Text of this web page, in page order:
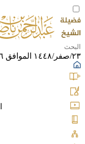
٢٣/صفر/١٤٤٨ الموافق ٦/أغسطس/٢٠٢٦